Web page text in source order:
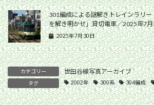
301編成による謎解きトレインラリ
を解き明かせ」貸切電車／2025年7
2025年7月30日
カテゴリー 世田谷線写真アーカイブ
タグ 2002年 300系 304編成